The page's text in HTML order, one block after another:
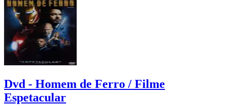
Dvd - Homem de Ferro / Filme
Espetacular